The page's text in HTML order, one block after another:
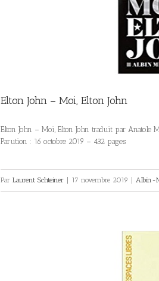
Elton John – Moi, Elton John
Elton John – Moi, Elton John traduit par
Parution : 16 octobre 2019 – 432 pages
Par Laurent Schteiner | 17 novembre 2019 | Albin-